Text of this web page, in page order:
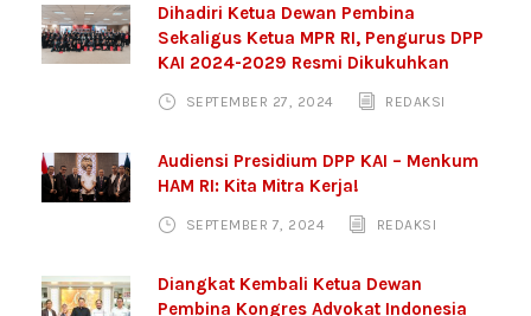
Dihadiri Ketua Dewan Pembina
Sekaligus Ketua MPR RI, Pengurus DPP
KAI 2024-2029 Resmi Dikukuhkan
SEPTEMBER 27, 2024 REDAKSI
Audiensi Presidium DPP KAI – Menkum
HAM RI: Kita Mitra Kerja!
SEPTEMBER 7, 2024 REDAKSI
Diangkat Kembali Ketua Dewan
Pembina Kongres Advokat Indonesia